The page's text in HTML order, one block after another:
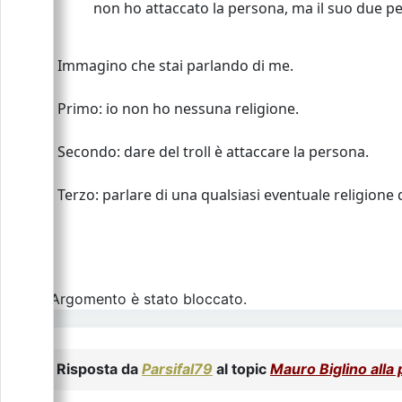
non ho attaccato la persona, ma il suo due
Immagino che stai parlando di me.
Primo: io non ho nessuna religione.
Secondo: dare del troll è attaccare la persona.
Terzo: parlare di una qualsiasi eventuale
L\'Argomento è stato bloccato.
Risposta da Parsifal79 al topic Mauro Biglino alla